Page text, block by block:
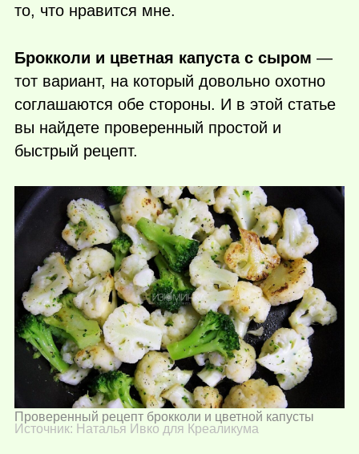
то, что нравится мне.
Брокколи и цветная капуста с сыром —
тот вариант, на который довольно охотно
соглашаются обе стороны. И в этой статье
вы найдете проверенный простой и
быстрый рецепт.
Проверенный рецепт брокколи и цветной капусты
Источник: Наталья Ивко для Креаликума